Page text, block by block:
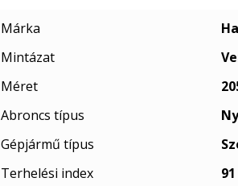
Márka
Mintázat
Méret
Abroncs típus
Gépjármű típus
Terhelési index
91